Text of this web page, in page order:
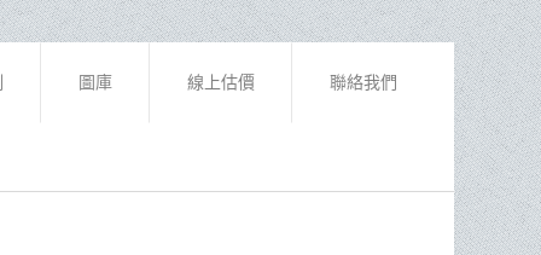
圖庫 線上估價 聯絡我們